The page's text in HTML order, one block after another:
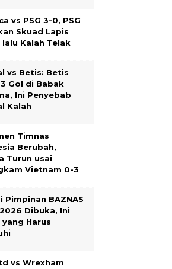
vs PSG 3-0, PSG
Skuad Lapis
lalu Kalah Telak
vs Betis: Betis
Gol di Babak
Ini Penyebab
Kalah
Timnas
Berubah,
Turun usai
Vietnam 0-3
Pimpinan BAZNAS
Dibuka, Ini
yang Harus
vs Wrexham